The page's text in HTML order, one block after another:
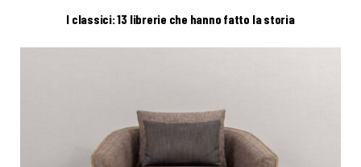
I classici: 13 librerie che hanno fatto la storia